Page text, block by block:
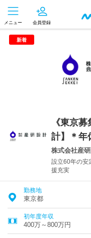
メニュー 会員登録
新着
《東京
計】＊年
株式会社産
設立60年の安
援充実
勤務地
東京都
初年度年収
400万～800万円